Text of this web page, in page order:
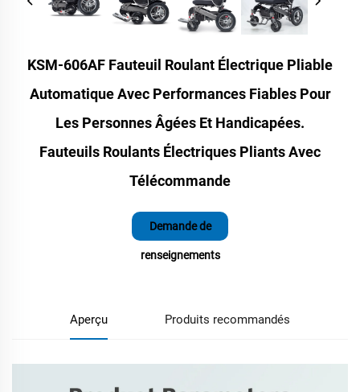
KSM-606AF Fauteuil Roulant Électrique Pliable
Automatique Avec Performances Fiables Pour
Les Personnes Âgées Et Handicapées.
Fauteuils Roulants Électriques Pliants Avec
Télécommande
Demande de
renseignements
Aperçu Produits recommandés